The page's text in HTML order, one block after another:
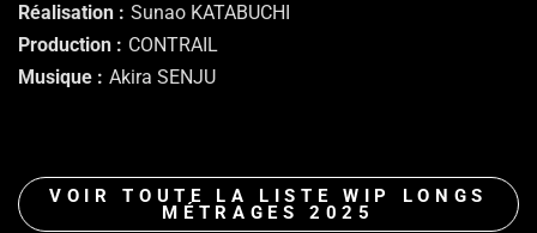
Réalisation
Sunao KATABUCHI
Production
CONTRAIL
Musique
Akira SENJU
VOIR TOUTE LA LISTE WIP LONGS
MÉTRAGES 2025